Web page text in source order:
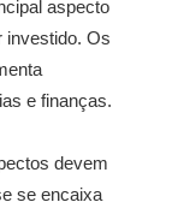
aspecto
investido. Os
e finanças.
devem
se encaixa